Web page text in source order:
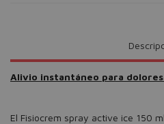
Alivio instantáneo para
El Fisiocrem spray active ice 150